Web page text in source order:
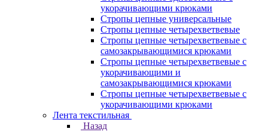
укорачивающими крюками
Стропы цепные универсальные
Стропы цепные четырехветвевые
Стропы цепные четырехветвевые с
самозакрывающимися крюками
Стропы цепные четырехветвевые с
укорачивающими и
самозакрывающимися крюками
Стропы цепные четырехветвевые с
укорачивающими крюками
Лента текстильная
Назад